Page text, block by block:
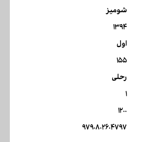
شومیز
1394
اول
155
رحلی
1
1200
9790802604797